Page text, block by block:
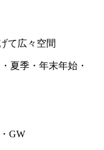
て広々空間
夏季・年末年始・
GW